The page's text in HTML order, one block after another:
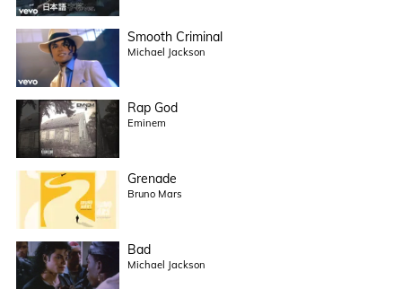
Smooth Criminal
Michael Jackson
Rap God
Eminem
Grenade
Bruno Mars
Bad
Michael Jackson